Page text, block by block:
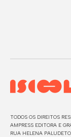
TODOS OS DIREITOS
AMPRESS EDITORA E
RUA HELENA